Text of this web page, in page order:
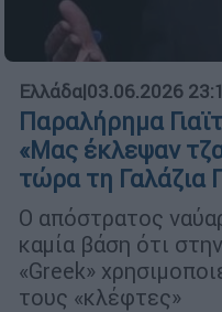
Ελλάδα|03.06.2026
Παραλήρημα
«Μας έκλεψαν
τώρα τη Γαλάζια
Ο απόστρατος
καμία βάση ότι
«Greek»
τους «κλέφτες»